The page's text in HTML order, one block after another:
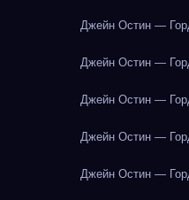
Джейн Остин —
Джейн Остин —
Джейн Остин —
Джейн Остин —
Джейн Остин —